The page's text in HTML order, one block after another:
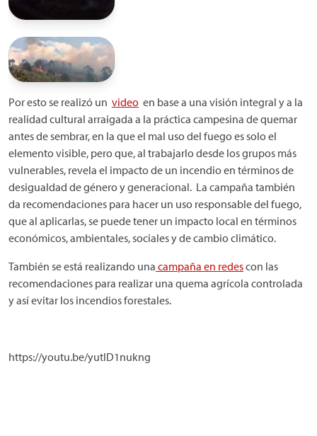
Por esto se realizó un video en base a una visión integral y a la
realidad cultural arraigada a la práctica campesina de quemar
antes de sembrar, en la que el mal uso del fuego es solo el
elemento visible, pero que, al trabajarlo desde los grupos más
vulnerables, revela el impacto de un incendio en términos de
desigualdad de género y generacional. La campaña también
da recomendaciones para hacer un uso responsable del fuego,
que al aplicarlas, se puede tener un impacto local en términos
económicos, ambientales, sociales y de cambio climático.
También se está realizando una campaña en redescon las
recomendaciones para realizar una quema agrícola controlada
y así evitar los incendios forestales.
https://youtu.be/yutlD1nukng